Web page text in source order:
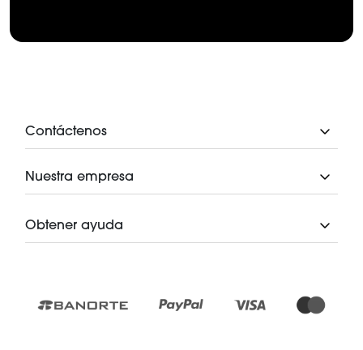
Contáctenos
Nuestra empresa
Obtener ayuda